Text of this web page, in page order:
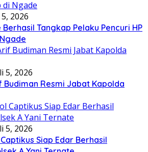
5, 2026
Tangkap Pelaku Pencuri HP
5, 2026
Budiman Resmi Jabat Kapolda
5, 2026
Siap Edar Berhasil